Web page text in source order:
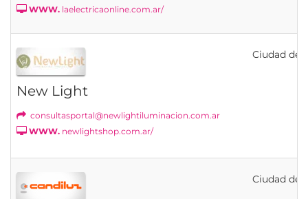
WWW. laelectricaonline.com.ar/
New Light
consultasportal@newlightiluminacion.com.ar
WWW. newlightshop.com.ar/
Ciudad de
Ciudad de